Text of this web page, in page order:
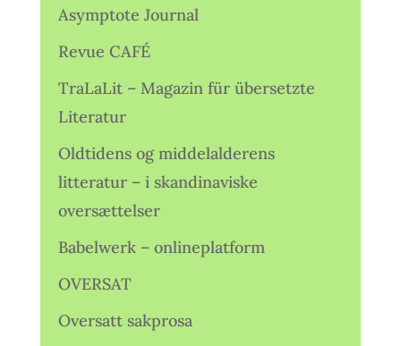
Asymptote Journal
Revue CAFÉ
TraLaLit – Magazin für übersetzte
Literatur
Oldtidens og middelalderens
litteratur – i skandinaviske
oversættelser
Babelwerk – onlineplatform
OVERSAT
Oversatt sakprosa